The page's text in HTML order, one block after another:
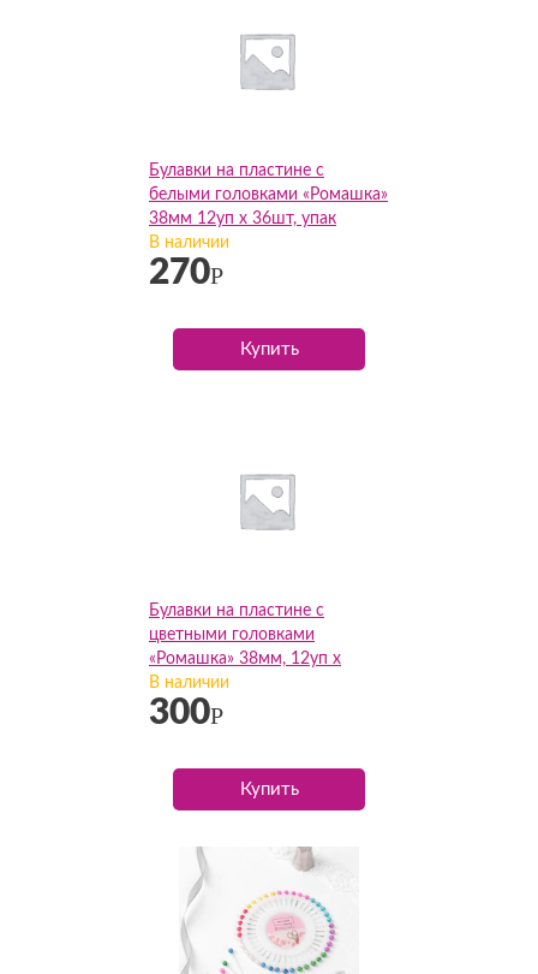
Булавки на пластине с
белыми головками «Ромашка»
38мм 12уп х 36шт, упак
В наличии
270Р
Купить
Булавки на пластине с
цветными головками
«Ромашка» 38мм, 12уп х
36шт, упак
В наличии
300Р
Купить